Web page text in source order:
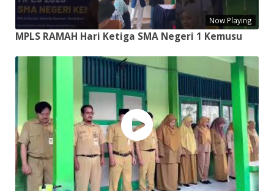
Now Playing
MPLS RAMAH Hari Ketiga SMA Negeri 1 Kemusu